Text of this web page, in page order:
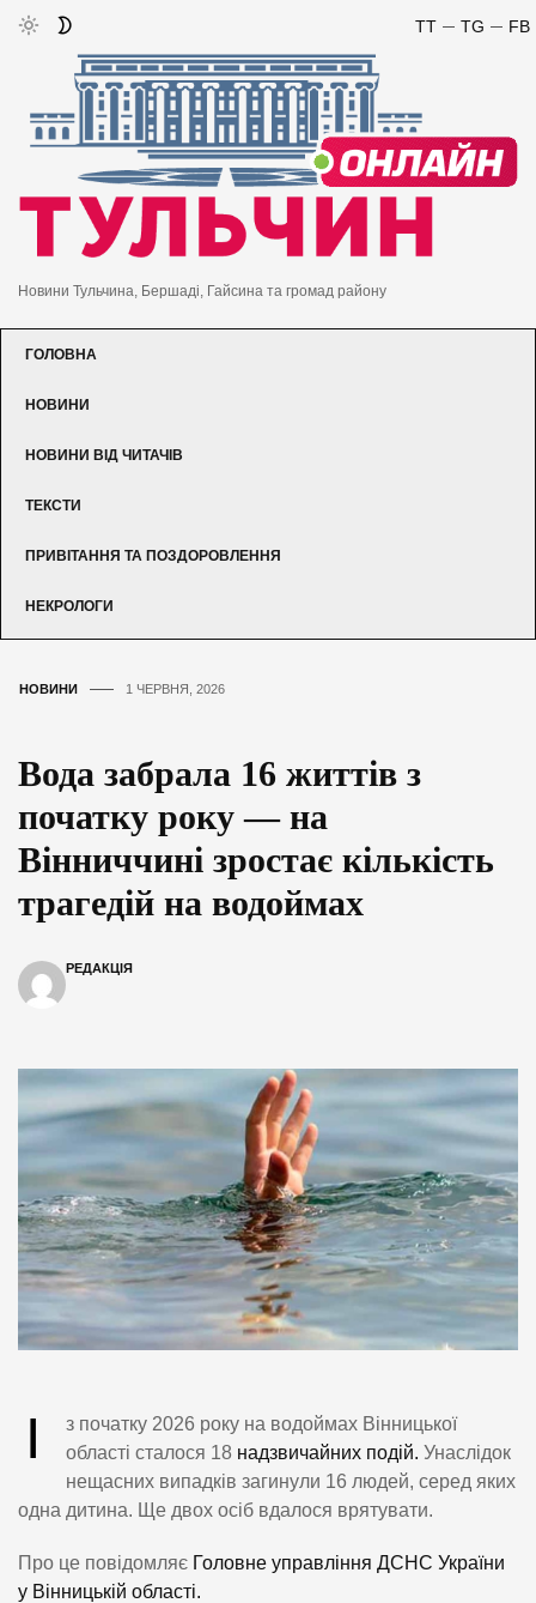
FB
TG
TT
Новини Тульчина, Бершаді, Гайсина та громад району
ГОЛОВНА
НОВИНИ
НОВИНИ ВІД ЧИТАЧІВ
ТЕКСТИ
ПРИВІТАННЯ ТА ПОЗДОРОВЛЕННЯ
НЕКРОЛОГИ
НОВИНИ 1 ЧЕРВНЯ, 2026
Вода забрала 16 життів з
початку року — на
Вінниччині зростає кількість
трагедій на водоймах
РЕДАКЦІЯ
І
з початку 2026 року на водоймах Вінницької
області сталося 18 надзвичайних подій. Унаслідок
нещасних випадків загинули 16 людей, серед яких
одна дитина. Ще двох осіб вдалося врятувати.
Про це повідомляє Головне управління ДСНС України
у Вінницькій області.